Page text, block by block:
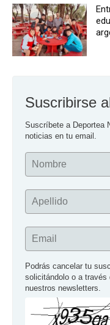
Suscribirse
Suscríbete a Deportea
noticias en tu email.
Nombre
Apellido
Email
Podrás cancelar tu
solicitándolo o a
nuestros newsletters.